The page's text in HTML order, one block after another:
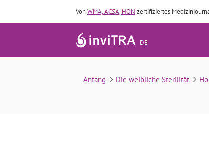
VonWMA, ACSA, HON zertifiziertes
DE
Anfang Die weibliche Sterilität